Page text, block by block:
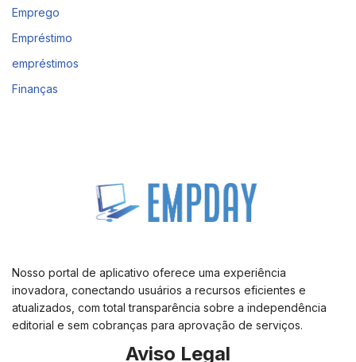
Emprego
Empréstimo
empréstimos
Finanças
Nosso portal de aplicativo oferece uma experiência
inovadora, conectando usuários a recursos eficientes e
atualizados, com total transparência sobre a independência
editorial e sem cobranças para aprovação de serviços.
Aviso Legal